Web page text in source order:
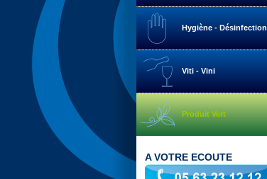
Hygiène - Désinfection
Viti - Vini
Produit Vert
A VOTRE ECOUTE